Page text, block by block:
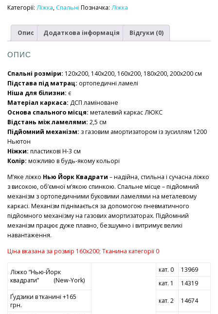
квадрати
підйомним
механізмом
кількість
Категорії: Ліжка, Спальні Позначка: Ліжка
Опис Додаткова інформація Відгуки (0)
ОПИС
Спальні розміри: 120х200, 140х200, 160х200, 180х200, 200х200 см
Підстава під матрац: ортопедичні ламелі
Ніша для білизни: є
Матеріал каркаса: ДСП ламіноване
Основа спального місця: металевий каркас ЛЮКС
Відстань між ламелями: 2,5 см
Підйомний механізм: з газовим амортизатором із зусиллям 1200
Ньютон
Ніжки: пластикові Н-3 см
Колір: можливо в будь-якому кольорі
М’яке ліжко Нью Йорк Квадрати – надійна, стильна і сучасна ліжко
з високою, об’ємної м’якою спинкою. Спальне місце – підйомний
механізм з ортопедичними буковими ламелями на металевому
каркасі. Механізм піднімається за допомогою пневматичного
підйомного механізму на газових амортизаторах. Підйомний
механізм працює дуже плавно, безшумно і витримує великі
навантаження.
Ціна вказана за розмір 160х200; Тканина категорії 0
Ліжко “Нью-Йорк
квадрати” (New-York)
кат. 0
13969
кат. 1
14319
Ґудзики в тканині +165
грн.
кат. 2 14674